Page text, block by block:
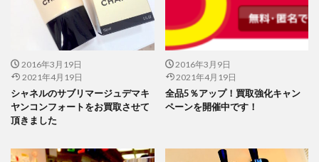
2016年3月19日
2021年4月19日
シャネルのサブリマージュデマキ
ヤンコンフォートをお買取させて
頂きました
2016年3月9日
2021年4月19日
全品5％アップ！買取強化キャン
ペーンを開催中です！